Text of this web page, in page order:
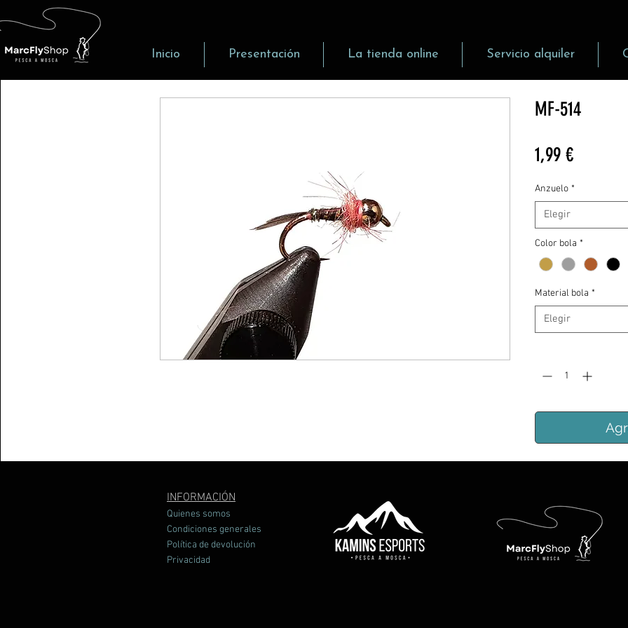
Inicio Presentación La tienda online Servicio alquiler
MF-514
1,99 €Precio
Anzuelo *
Elegir
Color bola *
Material bola *
Elegir
INFORMACIÓN
Quienes somos
Condiciones generales
Política de devolución
Privacidad